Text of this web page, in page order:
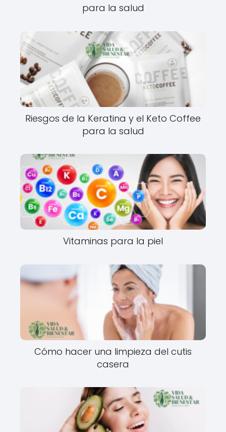
para la salud
Riesgos de la Keratina y el Keto Coffee
para la salud
Vitaminas para la piel
Cómo hacer una limpieza del cutis
casera